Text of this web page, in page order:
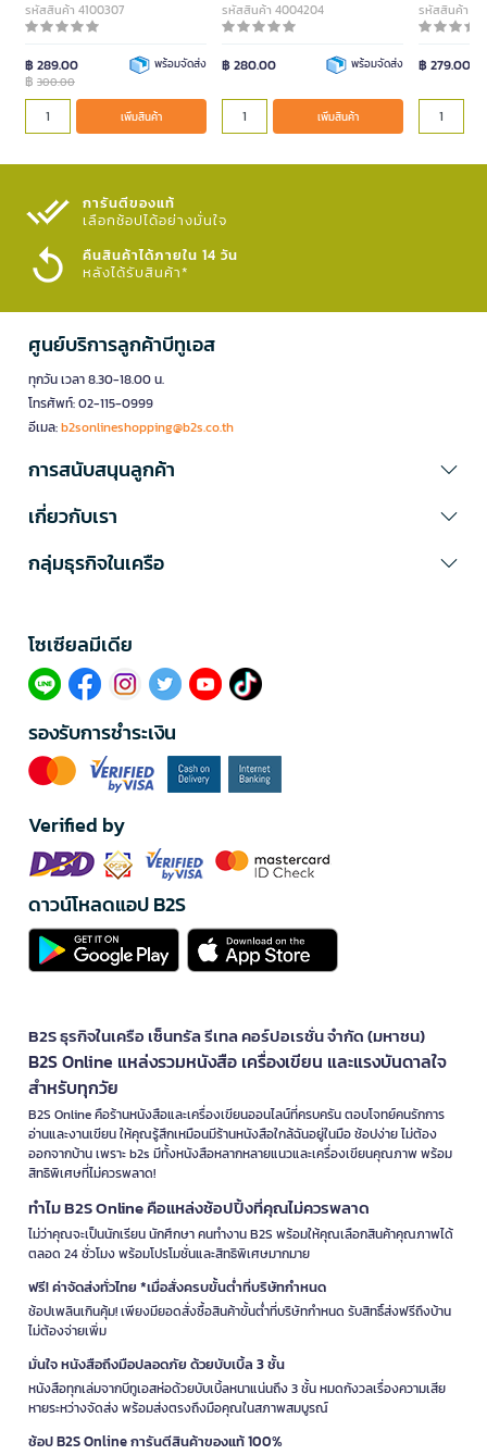
รหัสสินค้า 4100307
฿ 289.00
฿ 300.00
พร้อมจัดส่ง
เพิ่มสินค้า
รหัสสินค้า 4004204
฿ 280.00 พร้อมจัดส่ง
เพิ่มสินค้า
รหัสสินค้า
฿ 279.00
การันตีของแท้
เลือกช้อปได้อย่างมั่นใจ​
คืนสินค้าได้ภายใน 14 วัน
หลังได้รับสินค้า*
ศูนย์บริการลูกค้าบีทูเอส
ทุกวัน เวลา 8.30-18.00 น.
โทรศัพท์: 02-115-0999
อีเมล:b2sonlineshopping@b2s.co.th
การสนับสนุนลูกค้า
เกี่ยวกับเรา
กลุ่มธุรกิจในเครือ
โซเซียลมีเดีย​
รองรับการชำระเงิน
Verified by
ดาวน์โหลดแอป B2S
B2S ธุรกิจในเครือ เซ็นทรัล รีเทล คอร์ปอเรชั่น จำกัด (มหาชน)
B2S Online แหล่งรวมหนังสือ เครื่องเขียน และแรงบันดาลใจ
สำหรับทุกวัย
B2S Online คือร้านหนังสือและเครื่องเขียนออนไลน์ที่ครบครัน ตอบโจทย์คนรักการ
อ่านและงานเขียน ให้คุณรู้สึกเหมือนมีร้านหนังสือใกล้ฉันอยู่ในมือ ช้อปง่าย ไม่ต้อง
ออกจากบ้าน เพราะ b2s มีทั้งหนังสือหลากหลายแนวและเครื่องเขียนคุณภาพ พร้อม
สิทธิพิเศษที่ไม่ควรพลาด!
ทำไม B2S Online คือแหล่งช้อปปิ้งที่คุณไม่ควรพลาด
ไม่ว่าคุณจะเป็นนักเรียน นักศึกษา คนทำงาน B2S พร้อมให้คุณเลือกสินค้าคุณภาพได้
ตลอด 24 ชั่วโมง พร้อมโปรโมชั่นและสิทธิพิเศษมากมาย
ฟรี! ค่าจัดส่งทั่วไทย *เมื่อสั่งครบขั้นต่ำที่บริษัทกำหนด
ช้อปเพลินเกินคุ้ม! เพียงมียอดสั่งซื้อสินค้าขั้นต่ำที่บริษัทกำหนด รับสิทธิ์ส่งฟรีถึงบ้าน
ไม่ต้องจ่ายเพิ่ม
มั่นใจ หนังสือถึงมือปลอดภัย ด้วยบับเบิ้ล 3 ชั้น
หนังสือทุกเล่มจากบีทูเอสห่อด้วยบับเบิ้ลหนาแน่นถึง 3 ชั้น หมดกังวลเรื่องความเสีย
หายระหว่างจัดส่ง พร้อมส่งตรงถึงมือคุณในสภาพสมบูรณ์
ช้อป B2S Online การันตีสินค้าของแท้ 100%